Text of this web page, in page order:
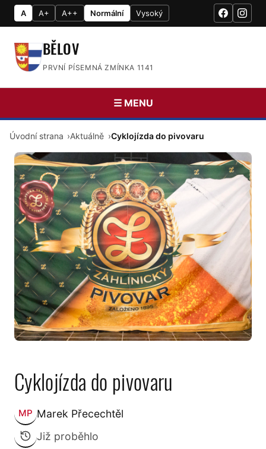
A A+ A++ Normální Vysoký
BĚLOV
PRVNÍ PÍSEMNÁ ZMÍNKA 1141
☰ MENU
Úvodní strana Aktuálně Cyklojízda do pivovaru
Cyklojízda do pivovaru
MP Zveřejnil:
Marek Přecechtěl
Již proběhlo